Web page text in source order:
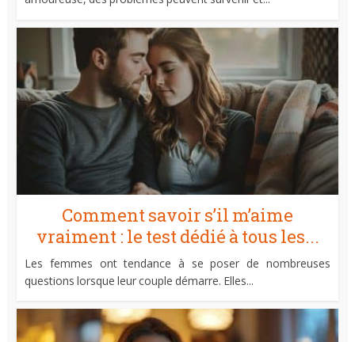
Comment savoir s’il m’aime
vraiment : le test dédié à tous les...
Les femmes ont tendance à se poser de nombreuses
questions lorsque leur couple démarre. Elles...